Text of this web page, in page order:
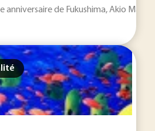
anniversaire de Fukushima, Akio